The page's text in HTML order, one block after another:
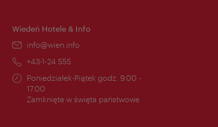
Wiedeń Hotele & Info
E-
info@wien.info
Telefon:
+43-1-24 555
Godziny
otwarcia:
Poniedziałek-Piątek godz. 9.00 -
17.00
Zamknięte w święta państwowe